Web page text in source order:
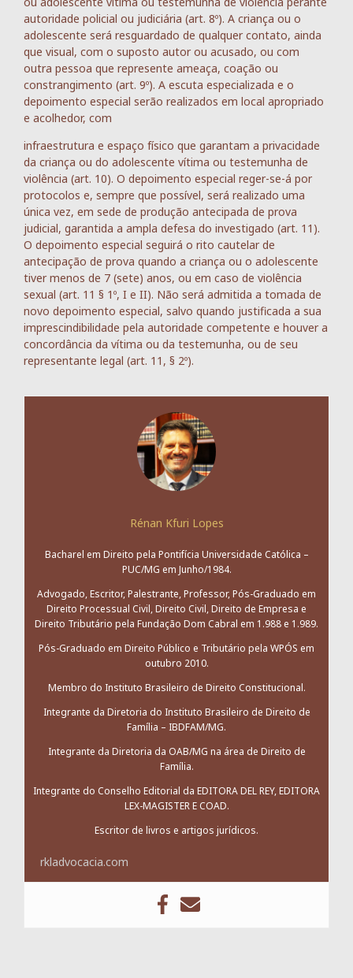
autoridade policial ou judiciária (art. 8º). A criança ou o
adolescente será resguardado de qualquer contato, ainda
que visual, com o suposto autor ou acusado, ou com
outra pessoa que represente ameaça, coação ou
constrangimento (art. 9º). A escuta especializada e o
depoimento especial serão realizados em local apropriado
e acolhedor, com
infraestrutura e espaço físico que garantam a privacidade
da criança ou do adolescente vítima ou testemunha de
violência (art. 10). O depoimento especial reger-se-á por
protocolos e, sempre que possível, será realizado uma
única vez, em sede de produção antecipada de prova
judicial, garantida a ampla defesa do investigado (art. 11).
O depoimento especial seguirá o rito cautelar de
antecipação de prova quando a criança ou o adolescente
tiver menos de 7 (sete) anos, ou em caso de violência
sexual (art. 11 § 1º, I e II). Não será admitida a tomada de
novo depoimento especial, salvo quando justificada a sua
imprescindibilidade pela autoridade competente e houver a
concordância da vítima ou da testemunha, ou de seu
representante legal (art. 11, § 2º).
Rénan Kfuri Lopes
Bacharel em Direito pela Pontifícia Universidade Católica –
PUC/MG em Junho/1984.
Advogado, Escritor, Palestrante, Professor, Pós-Graduado em
Direito Processual Civil, Direito Civil, Direito de Empresa e
Direito Tributário pela Fundação Dom Cabral em 1.988 e 1.989.
Pós-Graduado em Direito Público e Tributário pela WPÓS em
outubro 2010.
Membro do Instituto Brasileiro de Direito Constitucional.
Integrante da Diretoria do Instituto Brasileiro de Direito de
Família – IBDFAM/MG.
Integrante da Diretoria da OAB/MG na área de Direito de
Família.
Integrante do Conselho Editorial da EDITORA DEL REY, EDITORA
LEX-MAGISTER E COAD.
Escritor de livros e artigos jurídicos.
rkladvocacia.com